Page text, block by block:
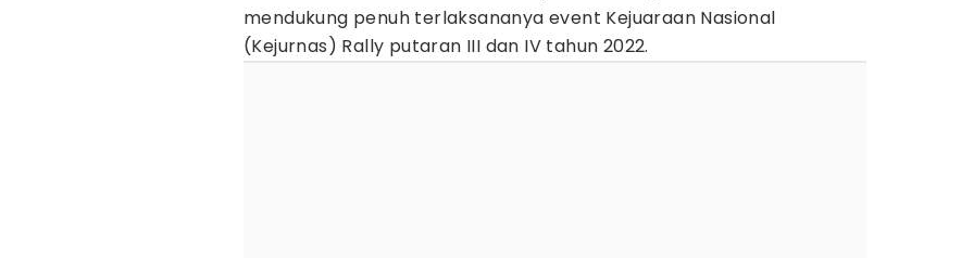
mendukung penuh terlaksananya event Kejuaraan Nasional
(Kejurnas) Rally putaran III dan IV tahun 2022.